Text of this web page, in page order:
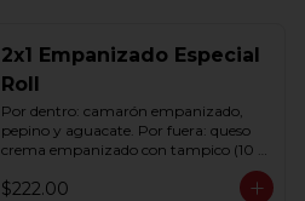
2x1 Empanizado Especial
Roll
Por dentro: camarón empanizado,
pepino y aguacate. Por fuera: queso
crema empanizado con tampico (10
$222.00